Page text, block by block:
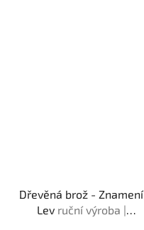
Dřevěná brož - Znamení
Lev ruční výroba |